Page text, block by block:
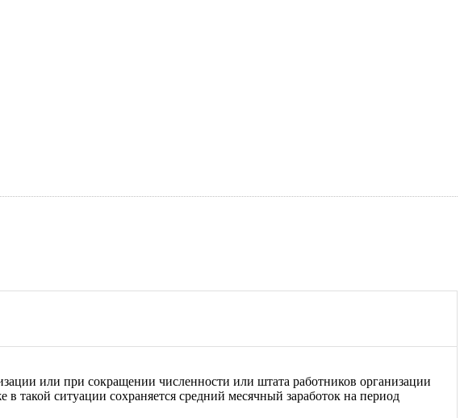
или при сокращении численности или штата работников организации
в такой ситуации сохраняется средний месячный заработок на период